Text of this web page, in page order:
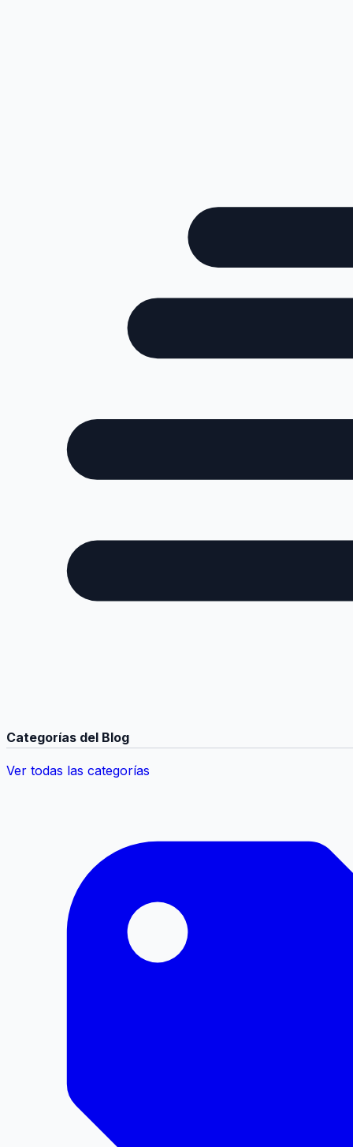
Categorías del Blog
Ver todas las categorías